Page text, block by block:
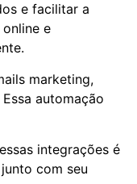
e facilitar a
e
marketing,
automação
integrações é
com seu